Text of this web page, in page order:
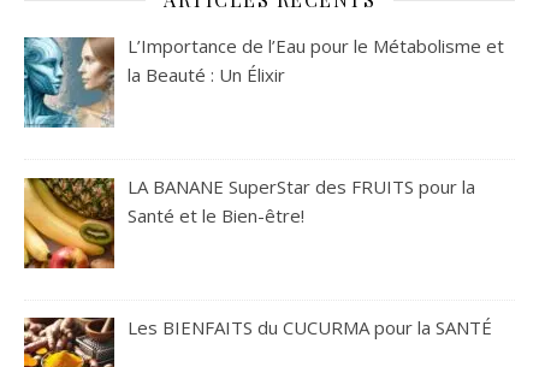
L’Importance de l’Eau pour le Métabolisme et
la Beauté : Un Élixir
LA BANANE SuperStar des FRUITS pour la
Santé et le Bien-être!
Les BIENFAITS du CUCURMA pour la SANTÉ